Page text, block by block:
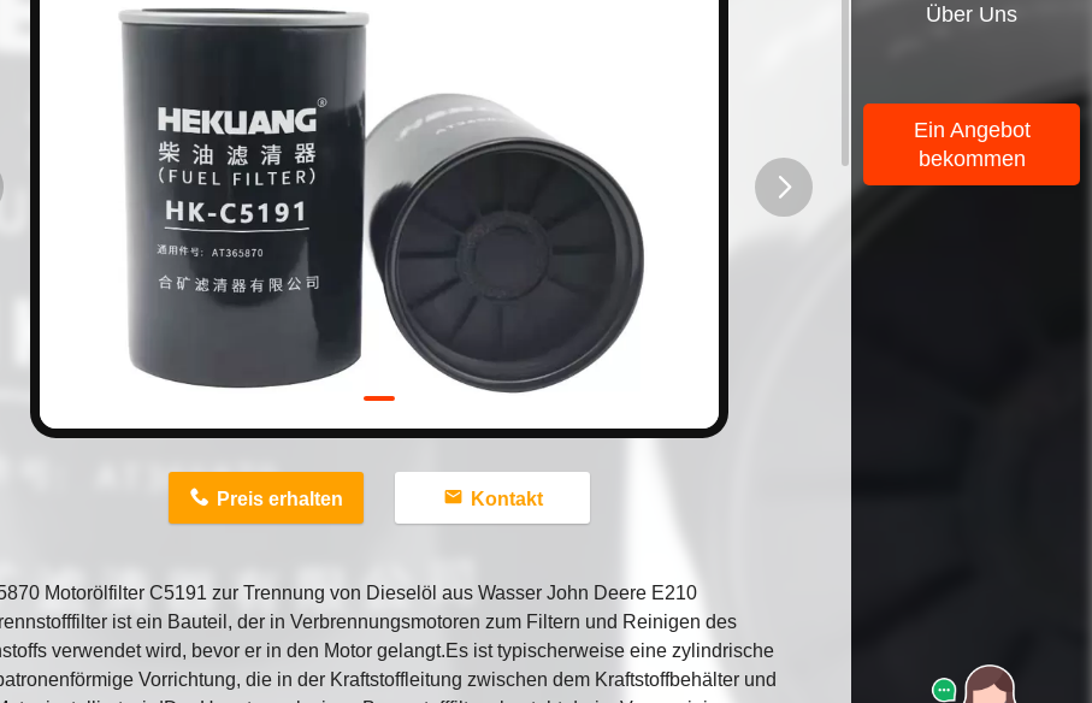
Preis erhalten Kontakt
Motorölfilter C5191 zur Trennung von Dieselöl aus Wasser John Deere E210
ist ein Bauteil, der in Verbrennungsmotoren zum Filtern und Reinigen des
verwendet wird, bevor er in den Motor gelangt.Es ist typischerweise eine zylindrische
Vorrichtung, die in der Kraftstoffleitung zwischen dem Kraftstoffbehälter und
Über Uns
Ein Angebot
bekommen